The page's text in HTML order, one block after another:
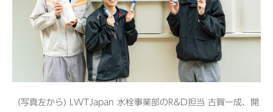
IR ニュース
Before 2020
（写真左から) LWTJapan 水栓事業部のR&D担当 古賀一成、開